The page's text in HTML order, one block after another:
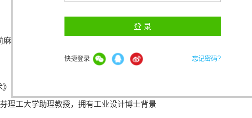
麻省理工学院媒体实验室的副主任，罗德岛设计学院院长；世界级知名
理工大学助理教授，拥有工业设计博士背景
登 录
快捷登录 忘记密码?